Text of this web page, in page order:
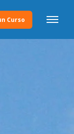
Curso